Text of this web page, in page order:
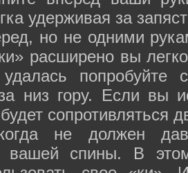
удерживая за
но не одними
расширено вы
попробуйте
низ гору. Если вы
сопротивляться
не должен
вашей спины. В